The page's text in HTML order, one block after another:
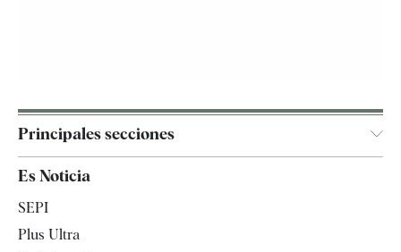
Principales secciones
España
Es Noticia
SEPI
Plus Ultra